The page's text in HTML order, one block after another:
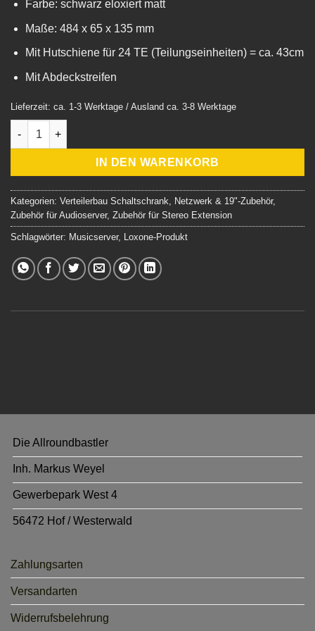
Farbe: schwarz eloxiert matt
Maße: 484 x 65 x 135 mm
Mit Hutschiene für 24 TE (Teilungseinheiten) = ca. 43cm
Mit Abdeckstreifen
Lieferzeit: ca. 1-3 Werktage / Ausland ca. 3-8 Werktage
19" Einheit für den Loxone Audioserver, schwarz Menge
IN DEN WARENKORB
Kategorien: Verteilerbau Schaltschrank, Netzwerk & 19"-Zubehör,
Zubehör für Audioserver, Zubehör für Stereo Extension
Schlagwörter: Musicserver, Loxone-Produkt
Die Allroundbastler
Inh. Markus Weyel
Gewerbepark West 4
56472 Hof / Westerwald
Zahlungsarten
Versandarten
Widerrufsbelehrung